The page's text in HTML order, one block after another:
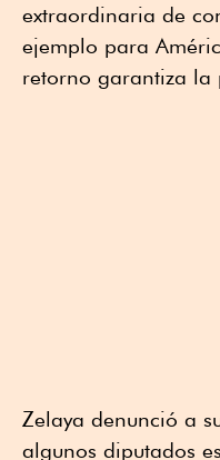
extraordinaria de
ejemplo para
retorno garantiza la
Zelaya denunció a
algunos diputados